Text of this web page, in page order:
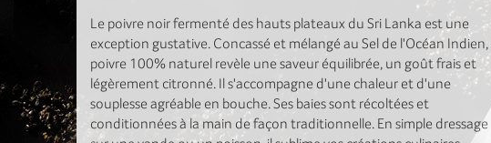
Le poivre noir fermenté des hauts plateaux du Sri Lanka est une
exception gustative. Concassé et mélangé au Sel de l'Océan Indien,
poivre 100% naturel revèle une saveur équilibrée, un goût frais et
légèrement citronné. Il s'accompagne d'une chaleur et d'une
souplesse agréable en bouche. Ses baies sont récoltées et
conditionnées à la main de façon traditionnelle. En simple dressage